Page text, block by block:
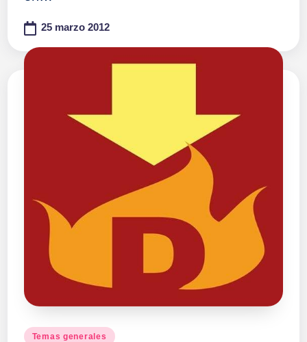
25 marzo 2012
Publicado
Temas generales